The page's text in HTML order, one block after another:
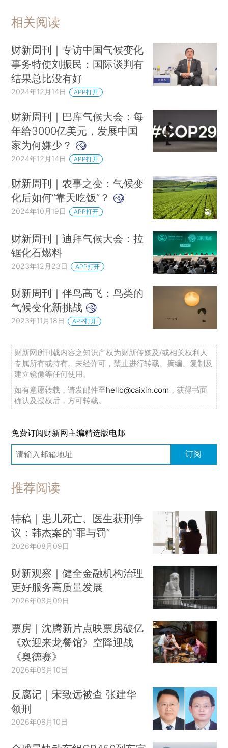
相关阅读
财新周刊｜专访中国气候变化
事务特使刘振民：国际谈判有
结果总比没有好
2024年12月14日 APP打开
财新周刊｜巴库气候大会：每
年给3000亿美元，发展中国
家为何嫌少？
2024年12月14日 APP打开
财新周刊｜农事之变：气候变
化后如何“靠天吃饭”？
2024年10月19日 APP打开
财新周刊｜迪拜气候大会：拉
锯化石燃料
2023年12月23日 APP打开
财新周刊｜伴鸟高飞：鸟类的
气候变化新挑战
2023年11月18日 APP打开
财新网所刊载内容之知识产权为财新传媒及/或相关权利人
专属所有或持有。未经许可，禁止进行转载、摘编、复制及
建立镜像等任何使用。
如有意愿转载，请发邮件至hello@caixin.com ，获得书面
确认及授权后，方可转载。
免费订阅财新网主编精选版电邮
订阅
推荐阅读
特稿｜患儿死亡、医生获刑争
议：韩杰案的“罪与罚”
2026年08月09日
财新观察｜健全金融机构治理
更好服务高质量发展
2026年08月09日
票房｜沈腾新片点映票房破亿
《欢迎来龙餐馆》空降迎战
《奥德赛》
2026年08月10日
反腐记｜宋致远被查 张建华
领刑
2026年08月10日